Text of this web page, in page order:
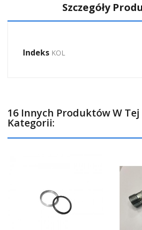
Szczegóły
Indeks KOL
16 Innych Produktów W Tej
Kategorii: